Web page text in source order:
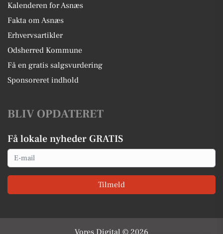
Kalenderen for Asnæs
Fakta om Asnæs
Erhvervsartikler
Odsherred Kommune
Få en gratis salgsvurdering
Sponsoreret indhold
BLIV OPDATERET
Få lokale nyheder GRATIS
Email
Tilmeld
Vores Digital © 2026